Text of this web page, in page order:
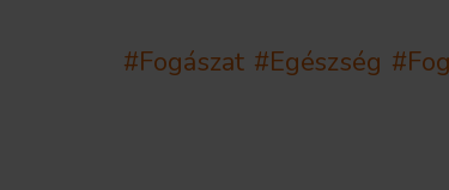
#Fogászat #Egészség